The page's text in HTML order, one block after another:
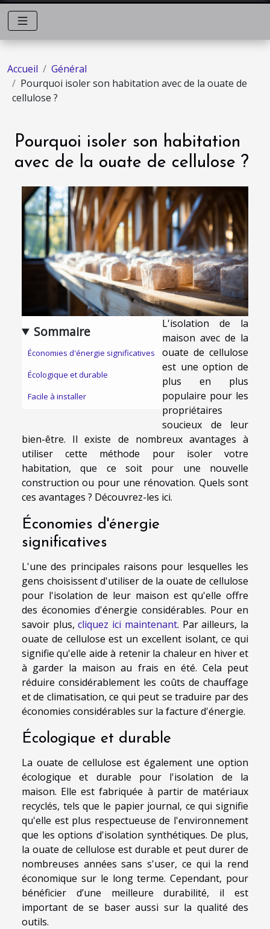
Accueil
Général
Pourquoi isoler son habitation avec de la ouate de
cellulose ?
Pourquoi isoler son habitation
avec de la ouate de cellulose ?
Sommaire
Économies d'énergie significatives
Écologique et durable
Facile à installer
L'isolation de la
maison avec de la
ouate de cellulose
est une option de
plus en plus
populaire pour les
propriétaires
soucieux de leur
bien-être. Il existe de nombreux avantages à
utiliser cette méthode pour isoler votre
habitation, que ce soit pour une nouvelle
construction ou pour une rénovation. Quels sont
ces avantages ? Découvrez-les ici.
Économies d'énergie
significatives
L'une des principales raisons pour lesquelles les
gens choisissent d'utiliser de la ouate de cellulose
pour l'isolation de leur maison est qu'elle offre
des économies d'énergie considérables. Pour en
savoir plus,cliquez ici maintenant. Par ailleurs, la
ouate de cellulose est un excellent isolant, ce qui
signifie qu'elle aide à retenir la chaleur en hiver et
à garder la maison au frais en été. Cela peut
réduire considérablement les coûts de chauffage
et de climatisation, ce qui peut se traduire par des
économies considérables sur la facture d'énergie.
Écologique et durable
La ouate de cellulose est également une option
écologique et durable pour l'isolation de la
maison. Elle est fabriquée à partir de matériaux
recyclés, tels que le papier journal, ce qui signifie
qu'elle est plus respectueuse de l'environnement
que les options d'isolation synthétiques. De plus,
la ouate de cellulose est durable et peut durer de
nombreuses années sans s'user, ce qui la rend
économique sur le long terme. Cependant, pour
bénéficier d’une meilleure durabilité, il est
important de se baser aussi sur la qualité des
outils.